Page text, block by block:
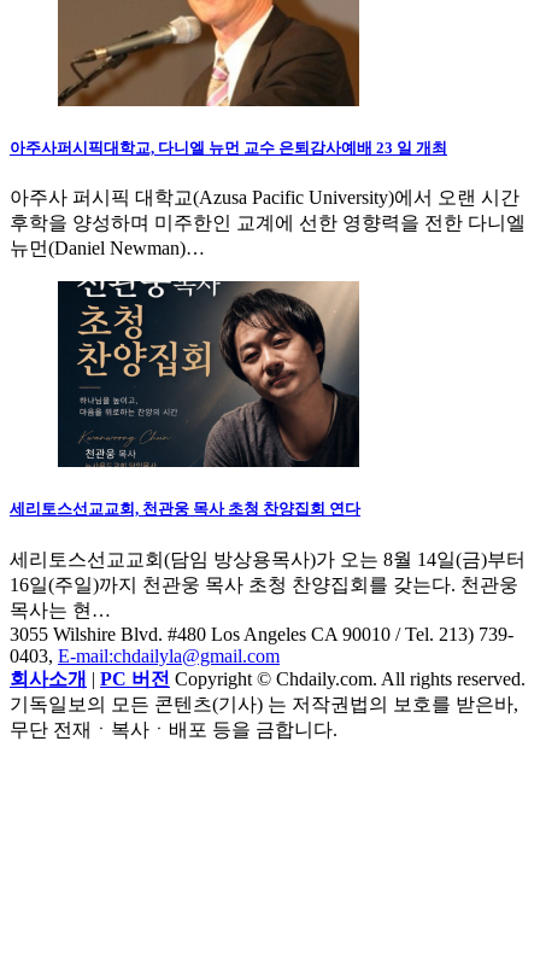
아주사퍼시픽대학교, 다니엘 뉴먼 교수 은퇴감사예배 23 일 개최
아주사 퍼시픽 대학교(Azusa Pacific University)에서 오랜 시간
후학을 양성하며 미주한인 교계에 선한 영향력을 전한 다니엘
뉴먼(Daniel Newman)…
세리토스선교교회, 천관웅 목사 초청 찬양집회 연다
세리토스선교교회(담임 방상용목사)가 오는 8월 14일(금)부터
16일(주일)까지 천관웅 목사 초청 찬양집회를 갖는다. 천관웅
목사는 현…
3055 Wilshire Blvd. #480 Los Angeles CA 90010 / Tel. 213) 739-
0403, E-mail:chdailyla@gmail.com
회사소개 | PC 버전 Copyright © Chdaily.com. All rights reserved.
기독일보의 모든 콘텐츠(기사) 는 저작권법의 보호를 받은바,
무단 전재ㆍ복사ㆍ배포 등을 금합니다.